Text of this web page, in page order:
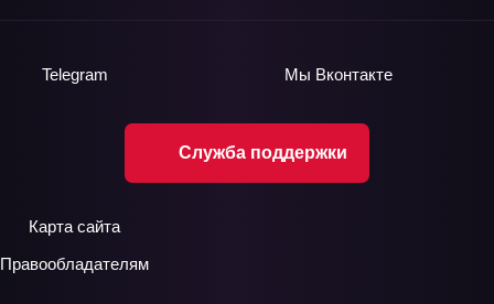
Служба поддержки
Telegram Мы Вконтакте
Карта сайта
Правообладателям